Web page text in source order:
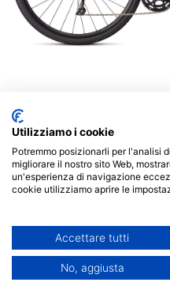
DIVERGE E5
1,190.00€
Utilizziamo i cookie
Potremmo posizionarli per l'analisi
migliorare il nostro sito Web,
un'esperienza di navigazione
cookie utilizziamo aprire le
Accettare tutti
No, aggiusta